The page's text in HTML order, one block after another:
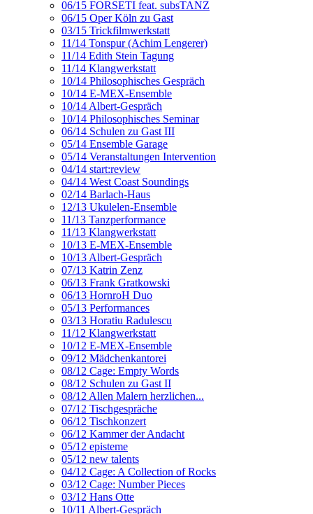
06/15 FORSETI feat. subsTANZ
06/15 Oper Köln zu Gast
03/15 Trickfilmwerkstatt
11/14 Tonspur (Achim Lengerer)
11/14 Edith Stein Tagung
11/14 Klangwerkstatt
10/14 Philosophisches Gespräch
10/14 E-MEX-Ensemble
10/14 Albert-Gespräch
10/14 Philosophisches Seminar
06/14 Schulen zu Gast III
05/14 Ensemble Garage
05/14 Veranstaltungen Intervention
04/14 start:review
04/14 West Coast Soundings
02/14 Barlach-Haus
12/13 Ukulelen-Ensemble
11/13 Tanzperformance
11/13 Klangwerkstatt
10/13 E-MEX-Ensemble
10/13 Albert-Gespräch
07/13 Katrin Zenz
06/13 Frank Gratkowski
06/13 HornroH Duo
05/13 Performances
03/13 Horatiu Radulescu
11/12 Klangwerkstatt
10/12 E-MEX-Ensemble
09/12 Mädchenkantorei
08/12 Cage: Empty Words
08/12 Schulen zu Gast II
08/12 Allen Malern herzlichen...
07/12 Tischgespräche
06/12 Tischkonzert
06/12 Kammer der Andacht
05/12 episteme
05/12 new talents
04/12 Cage: A Collection of Rocks
03/12 Cage: Number Pieces
03/12 Hans Otte
10/11 Albert-Gespräch